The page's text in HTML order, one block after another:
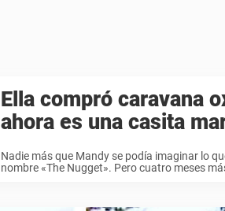
Ella compró caravana
ahora es una casita
Nadie más que Mandy se podía imaginar lo
nombre «The Nugget». Pero cuatro meses